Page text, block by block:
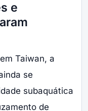
e
Taiwan, a
se
subaquática
de